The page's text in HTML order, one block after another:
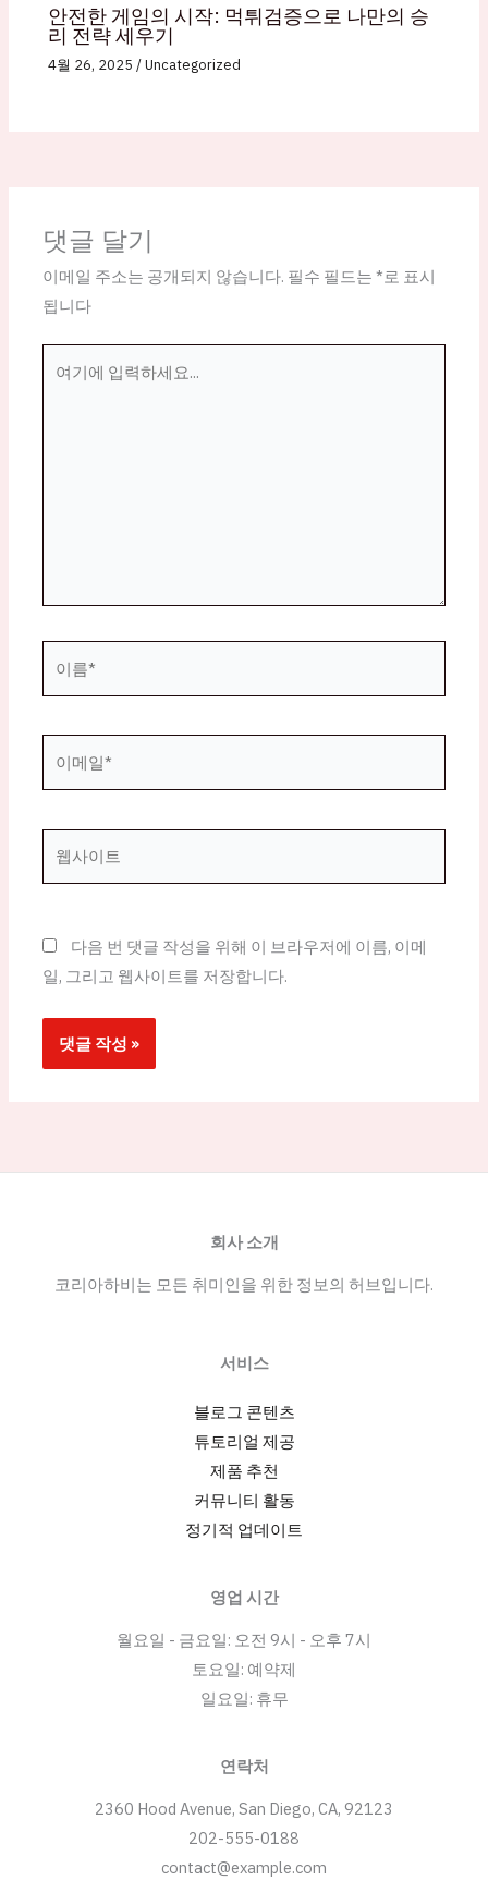
안전한 게임의 시작: 먹튀검증으로 나만의 승
리 전략 세우기
4월 26, 2025/Uncategorized
댓글 달기
이메일 주소는 공개되지 않습니다. 필수 필드는*로 표시
됩니다
*
다음 번 댓글 작성을 위해 이 브라우저에 이름, 이메
일, 그리고 웹사이트를 저장합니다.
회사 소개
코리아하비는 모든 취미인을 위한 정보의 허브입니다.
서비스
블로그 콘텐츠
튜토리얼 제공
제품 추천
커뮤니티 활동
정기적 업데이트
영업 시간
월요일 - 금요일: 오전 9시 - 오후 7시
토요일: 예약제
일요일: 휴무
연락처
2360 Hood Avenue, San Diego, CA, 92123
202-555-0188
contact@example.com